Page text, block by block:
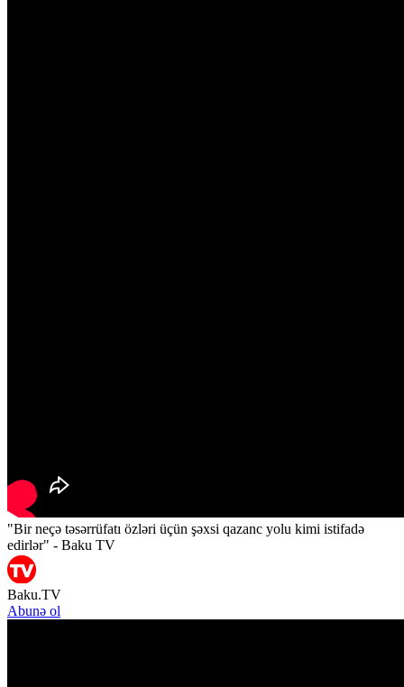
"Bir neçə təsərrüfatı özləri üçün şəxsi qazanc yolu kimi istifadə
edirlər" - Baku TV
Baku.TV
Abunə ol